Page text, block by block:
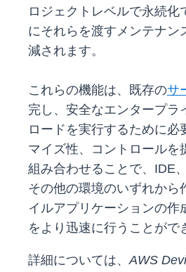
ロジェクトレベルで永続化
にそれらを渡すメンテナン
減されます。
これらの機能は、既存のサ
完し、安全なエンタープラ
ロードを実行するために必
マイズ性、コントロールを
組み合わせることで、IDE
その他の環境のいずれから
イルアプリケーションの作
をより迅速に行うことがで
詳細については、AWS